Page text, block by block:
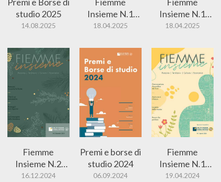
studio 2025
14.08.2025
Insieme N.1
2025 Tedesco
18.04.2025
Insieme N.1
2025
18.04.2025
Fiemme
Insieme N.2
2024
16.12.2024
Premi e borse di
studio 2024
06.09.2024
Fiemme
Insieme N.1
2024
19.04.2024